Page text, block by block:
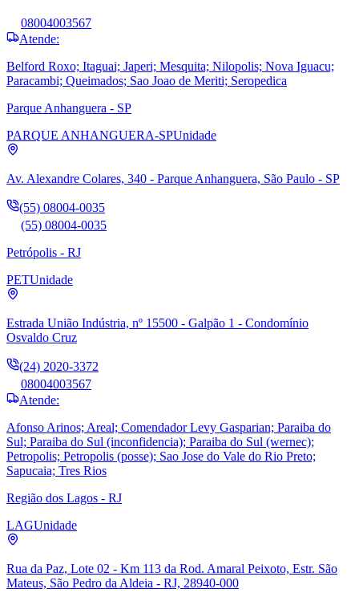
08004003567
Atende:
Belford Roxo; Itaguai; Japeri; Mesquita; Nilopolis; Nova Iguacu;
Paracambi; Queimados; Sao Joao de Meriti; Seropedica
Parque Anhanguera - SP
PARQUE ANHANGUERA-SPUnidade
Av. Alexandre Colares, 340 - Parque Anhanguera, São Paulo - SP
(55) 08004-0035
(55) 08004-0035
Petrópolis - RJ
PETUnidade
Estrada União Indústria, nº 15500 - Galpão 1 - Condomínio
Osvaldo Cruz
(24) 2020-3372
08004003567
Atende:
Afonso Arinos; Areal; Comendador Levy Gasparian; Paraiba do
Sul; Paraiba do Sul (inconfidencia); Paraiba do Sul (wernec);
Petropolis; Petropolis (posse); Sao Jose do Vale do Rio Preto;
Sapucaia; Tres Rios
Região dos Lagos - RJ
LAGUnidade
Rua da Paz, Lote 02 - Km 113 da Rod. Amaral Peixoto, Estr. São
Mateus, São Pedro da Aldeia - RJ, 28940-000